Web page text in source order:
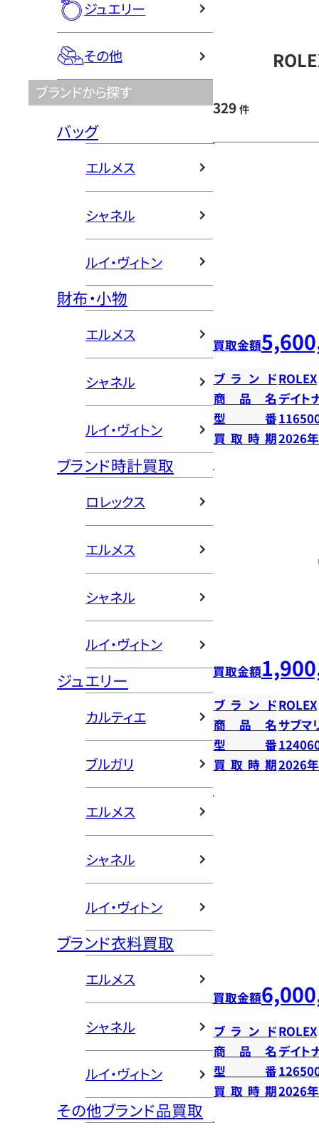
ジュエリー
その他
ブランドから探す
バッグ
エルメス
シャネル
ルイ・ヴィトン
財布・小物
エルメス
シャネル
ルイ・ヴィトン
ブランド時計買取
ロレックス
エルメス
シャネル
ルイ・ヴィトン
ジュエリー
カルティエ
ブルガリ
エルメス
シャネル
ルイ・ヴィトン
ブランド衣料買取
エルメス
シャネル
ルイ・ヴィトン
その他ブランド品買取
329 件
買取金額
ブランドROLEX
商品名 デイト
型番
買取時期2026
買取金額
ブランドROLEX
商品名 サブマ
型番
買取時期2026
買取金額
ブランドROLEX
商品名 デイ
型番
買取時期2026